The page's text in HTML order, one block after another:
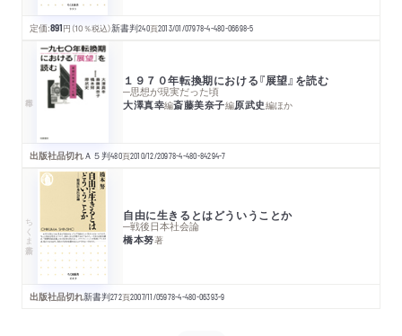
定価:891円 （10％税込）新書判240頁2013/01/07978-4-480-06698-5
１９７０年転換期における『展望』を読む
─思想が現実だった頃
大澤真幸編斎藤美奈子編原武史編ほか
出版社品切れＡ５判480頁2010/12/20978-4-480-84294-7
ちくま新書 自由に生きるとはどういうことか
─戦後日本社会論
橋本努著
出版社品切れ新書判272頁2007/11/05978-4-480-06393-9